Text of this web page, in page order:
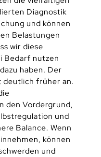
Diagnostik
und können
Belastungen
wir diese
Bedarf nutzen
haben. Der
deutlich früher an.
den Vordergrund,
und
Balance. Wenn
können
und